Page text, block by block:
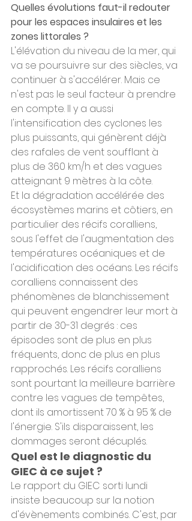
Quelles évolutions faut-il redouter
pour les espaces insulaires et les
zones littorales ?
L'élévation du niveau de la mer, qui
va se poursuivre sur des siècles, va
continuer à s'accélérer. Mais ce
n'est pas le seul facteur à prendre
en compte. Il y a aussi
l'intensification des cyclones les
plus puissants, qui génèrent déjà
des rafales de vent soufflant à
plus de 360 km/h et des vagues
atteignant 9 mètres à la côte.
Et la dégradation accélérée des
écosystèmes marins et côtiers, en
particulier des récifs coralliens,
sous l'effet de l'augmentation des
températures océaniques et de
l'acidification des océans. Les récifs
coralliens connaissent des
phénomènes de blanchissement
qui peuvent engendrer leur mort à
partir de 30-31 degrés : ces
épisodes sont de plus en plus
fréquents, donc de plus en plus
rapprochés. Les récifs coralliens
sont pourtant la meilleure barrière
contre les vagues de tempêtes,
dont ils amortissent 70 % à 95 % de
l'énergie. S'ils disparaissent, les
dommages seront décuplés.
Quel est le diagnostic du
GIEC à ce sujet ?
Le rapport du GIEC sorti lundi
insiste beaucoup sur la notion
d'évènements combinés. C'est, par